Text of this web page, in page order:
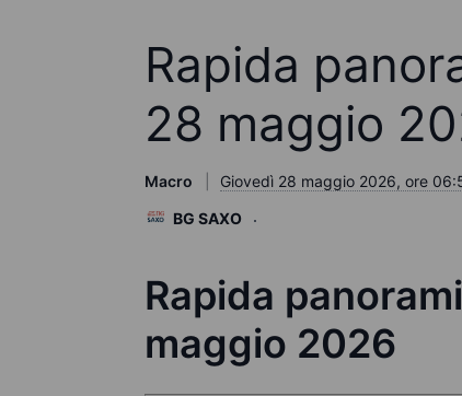
Rapida
28 maggio
Macro Giovedì 28 maggio 2026, ore
BG SAXO
Rapida
maggio 2026